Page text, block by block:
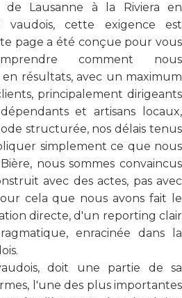
de Lausanne à la Riviera en
cette exigence est
page a été conçue pour vous
comment nous
en résultats, avec un maximum
principalement dirigeants
et artisans locaux,
structurée, nos délais tenus
simplement ce que nous
nous sommes convaincus
avec des actes, pas avec
cela que nous avons fait le
directe, d'un reporting clair
enracinée dans la
doit une partie de sa
l'une des plus importantes